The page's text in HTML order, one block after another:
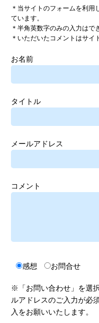
＊当サイトのフォームを利用
ています。
＊半角英数字のみの入力はで
＊いただいたコメントはサイ
お名前
タイトル
メールアドレス
コメント
感想 お問合せ
※「お問い合わせ」を選
ルアドレスのご入力が必
入をお願いいたします。